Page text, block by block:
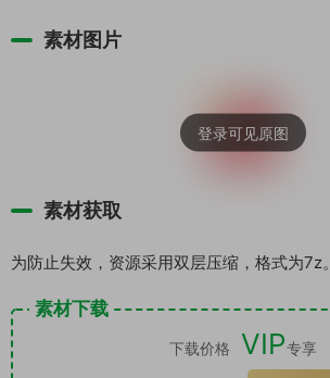
素材图片
素材获取
为防止失效，资源采用双层压缩，格式为7z。
素材下载
下载价格 VIP专享